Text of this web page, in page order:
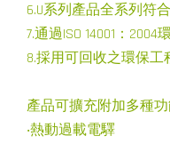
6.U系列產品全系列符
7.通過ISO 14001：
8.採用可回收之環保工
產品可擴充附加多種
‧熱動過載電驛